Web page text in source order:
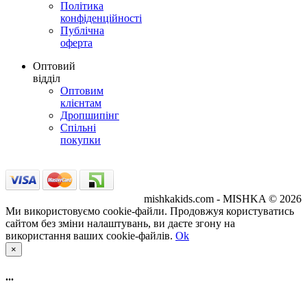
Політика
конфіденційності
Публічна
оферта
Оптовий
відділ
Оптовим
клієнтам
Дропшипінг
Спільні
покупки
mishkakids.com - MISHKA © 2026
Ми використовуємо cookie-файли. Продовжуя користуватись
сайтом без зміни налаштувань, ви даєте згону на
використання ваших cookie-файлів. Ok
×
...